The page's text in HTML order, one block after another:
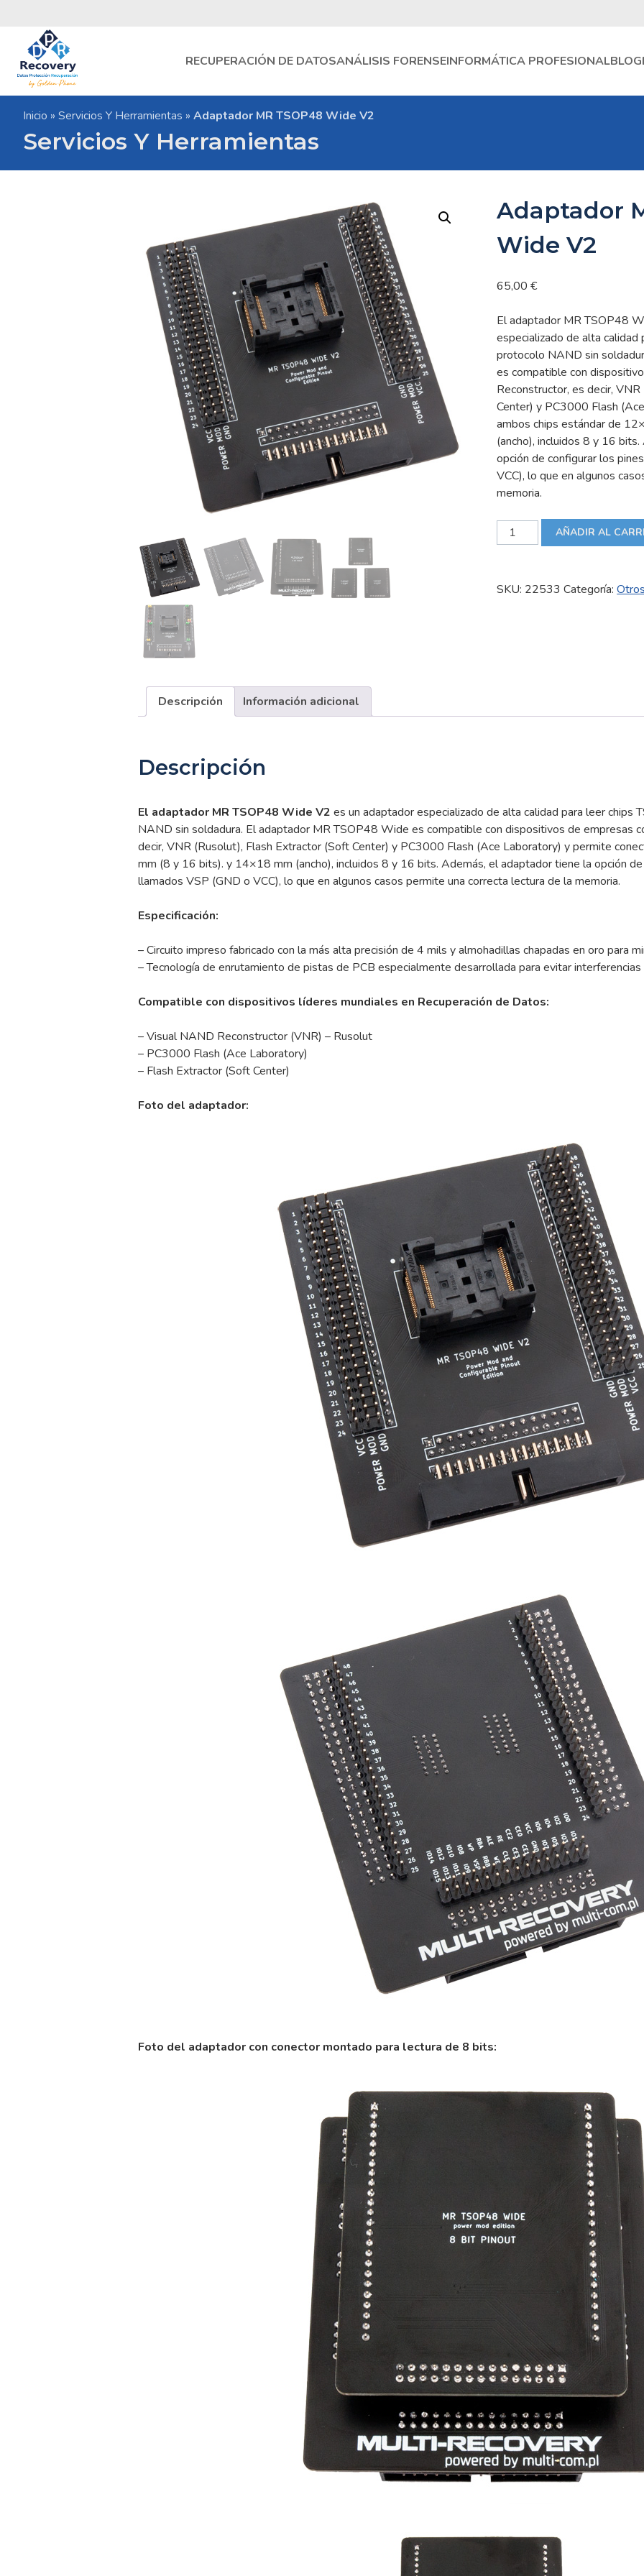
content
DPR
Recovery
Laboratorio
de
Recuperacion
RECUPERACIÓN DE DATOSANÁLISIS FORENSEINFORMÁTICA PROFESIONALBLOG
Inicio » Servicios Y Herramientas » Adaptador MR TSOP48 Wide V2
Servicios Y Herramientas
Adaptador
Wide V2
65,00€
El adaptador MR TSOP48
especializado de alta
protocolo NAND sin
es compatible con
Reconstructor, es decir,
Center) y PC3000 Flash
ambos chips estándar de
(ancho), incluidos 8 y 16
opción de configurar los
VCC), lo que en algunos
memoria.
Adaptador
MR
V2
AÑADIR AL
SKU: 22533 Categoría:
Descripción Información adicional
Descripción
El adaptador MR TSOP48 Wide V2 es un adaptador especializado de alta calidad para leer chips
NAND sin soldadura. El adaptador MR TSOP48 Wide es compatible con dispositivos de empresas
decir, VNR (Rusolut), Flash Extractor (Soft Center) y PC3000 Flash (Ace Laboratory) y permite
mm (8 y 16 bits). y 14×18 mm (ancho), incluidos 8 y 16 bits. Además, el adaptador tiene la opción
llamados VSP (GND o VCC), lo que en algunos casos permite una correcta lectura de la memoria.
Especificación:
– Circuito impreso fabricado con la más alta precisión de 4 mils y almohadillas chapadas en oro para
– Tecnología de enrutamiento de pistas de PCB especialmente desarrollada para evitar
Compatible con dispositivos líderes mundiales en Recuperación de Datos:
– Visual NAND Reconstructor (VNR) – Rusolut
– PC3000 Flash (Ace Laboratory)
– Flash Extractor (Soft Center)
Foto del adaptador:
Foto del adaptador con conector montado para lectura de 8 bits: